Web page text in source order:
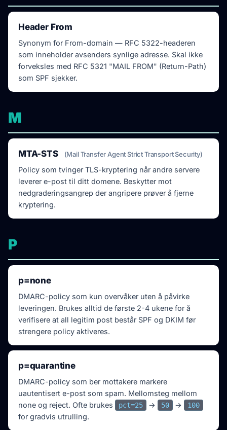
Header From
Synonym for From-domain — RFC 5322-headeren
som inneholder avsenders synlige adresse. Skal ikke
forveksles med RFC 5321 "MAIL FROM" (Return-Path)
som SPF sjekker.
M
MTA-STS (Mail Transfer Agent Strict Transport Security)
Policy som tvinger TLS-kryptering når andre servere
leverer e-post til ditt domene. Beskytter mot
nedgraderingsangrep der angripere prøver å fjerne
kryptering.
P
p=none
DMARC-policy som kun overvåkeruten å påvirke
leveringen. Brukes alltid de første 2-4 ukene for å
verifisere at all legitim post består SPF og DKIM før
strengere policy aktiveres.
p=quarantine
DMARC-policy som ber mottakere markere
uautentisert e-post som spam. Mellomsteg mellom
none og reject. Ofte brukes
pct=25 → 50 → 100
for gradvis utrulling.